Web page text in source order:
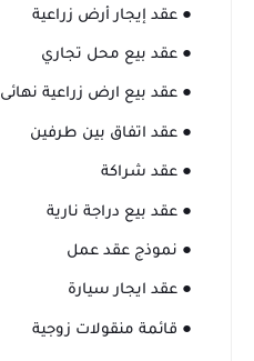
● عقد إيجار أرض زراعية
● عقد بيع محل تجاري
● عقد بيع ارض زراعية نهائى
● عقد اتفاق بين طرفين
● عقد شراكة
● عقد بيع دراجة نارية
● نموذج عقد عمل
● عقد ايجار سيارة
● قائمة منقولات زوجية